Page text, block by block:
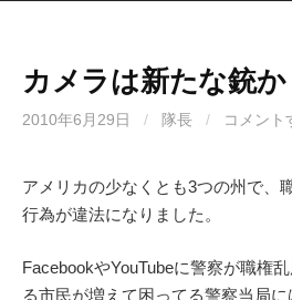
カメラは新たな銃か
2010年6月29日 / 隊長 / コメント
アメリカの少なくとも3つの州で、
行為が違法になりました。
FacebookやYouTubeに警察が職権
る市民が増えて困ってる警察当局